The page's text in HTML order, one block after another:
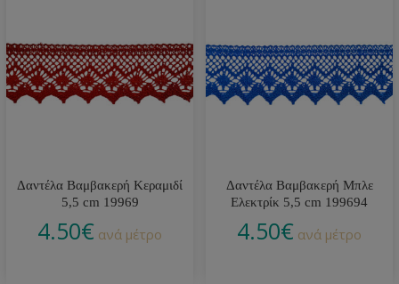
Δαντέλα Βαμβακερή Κεραμιδί
5,5 cm 19969
4.50€ ανά μέτρο
Δαντέλα Βαμβακερή Μπλε
Ελεκτρίκ 5,5 cm 199694
4.50€ ανά μέτρο